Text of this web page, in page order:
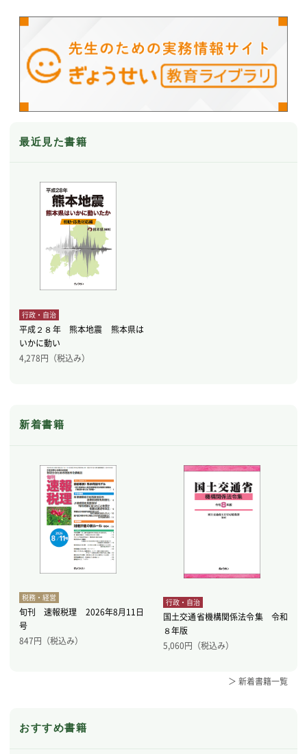
最近見た書籍
行政・自治
平成２８年 熊本地震 熊本県は
いかに動い
4,278円（税込み）
新着書籍
税務・経営
旬刊 速報税理 2026年8月11日
号
847円（税込み）
行政・自治
国土交通省機構関係法令集 令和
８年版
5,060円（税込み）
＞ 新着書籍一覧
おすすめ書籍